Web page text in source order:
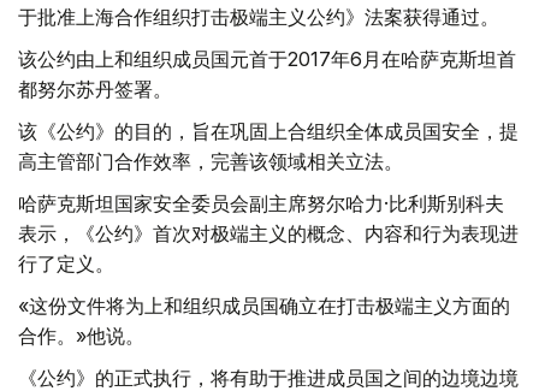
于批准上海合作组织打击极端主义公约》法案获得通过。
该公约由上和组织成员国元首于2017年6月在哈萨克斯坦首
都努尔苏丹签署。
该《公约》的目的，旨在巩固上合组织全体成员国安全，提
高主管部门合作效率，完善该领域相关立法。
哈萨克斯坦国家安全委员会副主席努尔哈力·比利斯别科夫
表示，《公约》首次对极端主义的概念、内容和行为表现进
行了定义。
«这份文件将为上和组织成员国确立在打击极端主义方面的
合作。»他说。
《公约》的正式执行，将有助于推进成员国之间的边境边境